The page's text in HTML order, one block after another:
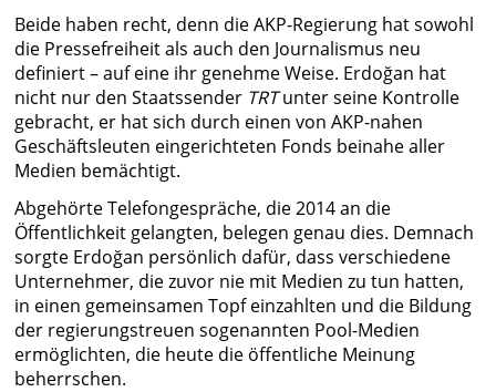
Beide haben recht, denn die AKP-Regierung hat sowohl
die Pressefreiheit als auch den Journalismus neu
definiert – auf eine ihr genehme Weise. Erdoğan hat
nicht nur den Staatssender TRTunter seine Kontrolle
gebracht, er hat sich durch einen von AKP-nahen
Geschäftsleuten eingerichteten Fonds beinahe aller
Medien bemächtigt.
Abgehörte Telefongespräche, die 2014 an die
Öffentlichkeit gelangten, belegen genau dies. Demnach
sorgte Erdoğan persönlich dafür, dass verschiedene
Unternehmer, die zuvor nie mit Medien zu tun hatten,
in einen gemeinsamen Topf einzahlten und die Bildung
der regierungstreuen sogenannten Pool-Medien
ermöglichten, die heute die öffentliche Meinung
beherrschen.